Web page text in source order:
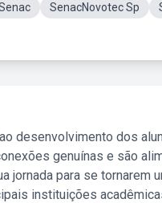
SenacNovotec Sp
desenvolvimento dos
genuínas e são
jornada para se tornarem
instituições